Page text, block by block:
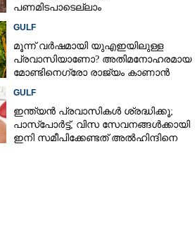
പണമിടപാടെല്ലാം
GULF
മൂന്ന് വർഷമായി യുഎഇയിലുള്ള
പ്രവാസിയാണോ? അതിമനോഹരമായ
മോണ്ടിനെഗ്രോ രാജ്യം കാണാൻ
GULF
ഇന്ത്യൻ പ്രവാസികൾ ശ്രദ്ധിക്കൂ;
പാസ്‌പോർട്ട്, വിസ സേവനങ്ങൾക്കായി
ഇനി സമീപിക്കേണ്ടത് അൽഹിന്ദിനെ